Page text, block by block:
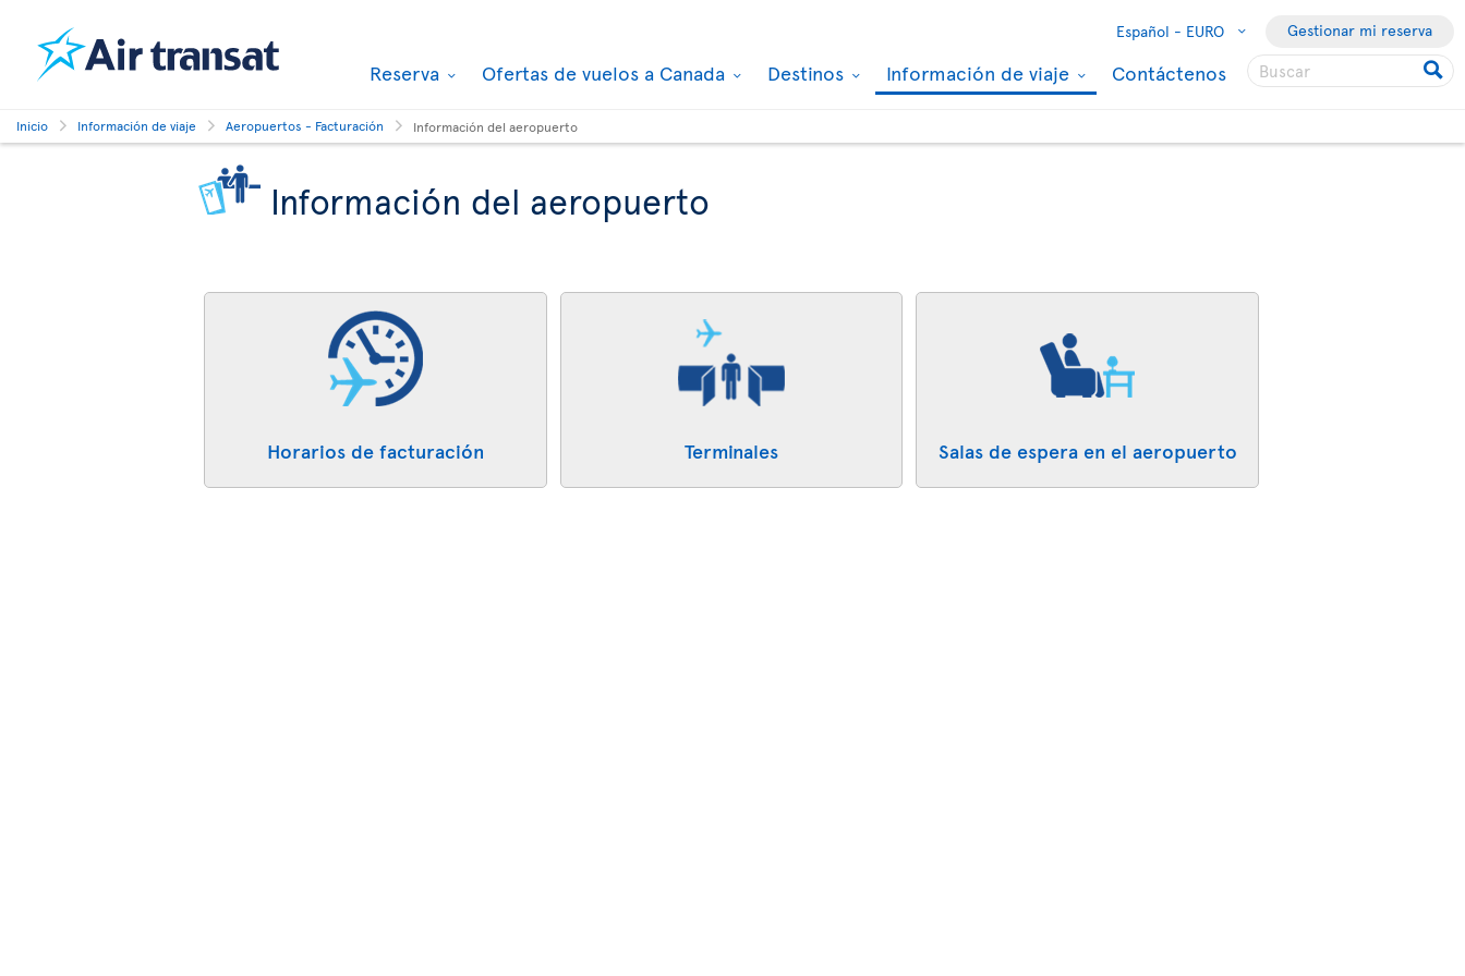
Español - EURO Gestionar mi reserva
Reserva Ofertas de vuelos a Canada Destinos Información de viaje Contáctenos
Inicio Información de viaje Aeropuertos - Facturación Información del aeropuerto
Información del aeropuerto
Horarios de facturación Terminales Salas de espera en el aeropuerto